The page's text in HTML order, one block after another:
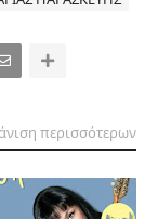
περισσότερων